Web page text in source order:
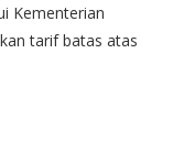
Kementerian
tarif batas atas